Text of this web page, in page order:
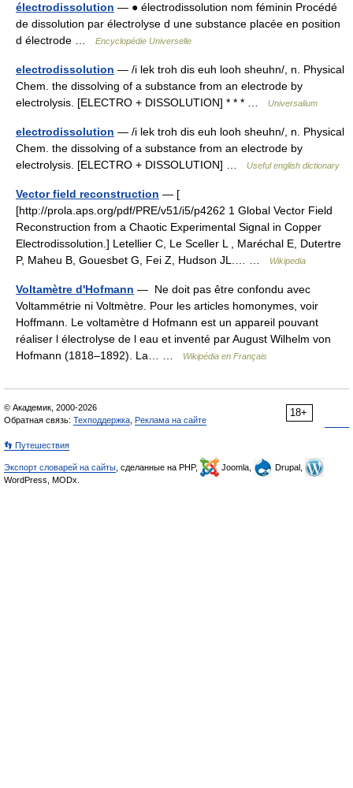
électrodissolution — ● électrodissolution nom féminin Procédé
de dissolution par électrolyse d une substance placée en position
d électrode …
Encyclopédie Universelle
electrodissolution — /i lek troh dis euh looh sheuhn/, n. Physical
Chem. the dissolving of a substance from an electrode by
electrolysis. [ELECTRO + DISSOLUTION] * * * …
Universalium
electrodissolution — /i lek troh dis euh looh sheuhn/, n. Physical
Chem. the dissolving of a substance from an electrode by
electrolysis. [ELECTRO + DISSOLUTION] …
Useful english dictionary
Vector field reconstruction — [
[http://prola.aps.org/pdf/PRE/v51/i5/p4262 1 Global Vector Field
Reconstruction from a Chaotic Experimental Signal in Copper
Electrodissolution.] Letellier C, Le Sceller L , Maréchal E, Dutertre
P, Maheu B, Gouesbet G, Fei Z, Hudson JL.… …
Wikipedia
Voltamètre d'Hofmann — Ne doit pas être confondu avec
Voltammétrie ni Voltmètre. Pour les articles homonymes, voir
Hoffmann. Le voltamètre d Hofmann est un appareil pouvant
réaliser l électrolyse de l eau et inventé par August Wilhelm von
Hofmann (1818–1892). La… …
Wikipédia en Français
18+
© Академик, 2000-2026
Обратная связь: Техподдержка Реклама на сайте
👣 Путешествия
Экспорт словарей на сайты , сделанные на PHP, Joomla,
Drupal,
WordPress, MODx.